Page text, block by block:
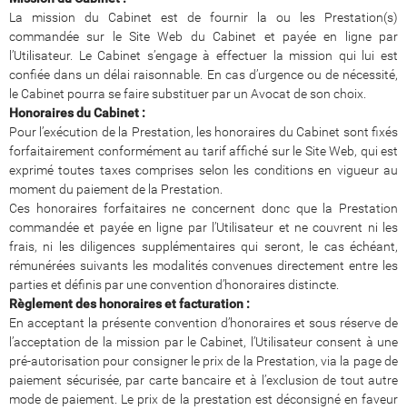
La mission du Cabinet est de fournir la ou les Prestation(s)
commandée sur le Site Web du Cabinet et payée en ligne par
l’Utilisateur. Le Cabinet s’engage à effectuer la mission qui lui est
confiée dans un délai raisonnable. En cas d’urgence ou de nécessité,
le Cabinet pourra se faire substituer par un Avocat de son choix.
Honoraires du Cabinet :
Pour l’exécution de la Prestation, les honoraires du Cabinet sont fixés
forfaitairement conformément au tarif affiché sur le Site Web, qui est
exprimé toutes taxes comprises selon les conditions en vigueur au
moment du paiement de la Prestation.
Ces honoraires forfaitaires ne concernent donc que la Prestation
commandée et payée en ligne par l’Utilisateur et ne couvrent ni les
frais, ni les diligences supplémentaires qui seront, le cas échéant,
rémunérées suivants les modalités convenues directement entre les
parties et définis par une convention d’honoraires distincte.
Règlement des honoraires et facturation :
En acceptant la présente convention d’honoraires et sous réserve de
l’acceptation de la mission par le Cabinet, l’Utilisateur consent à une
pré-autorisation pour consigner le prix de la Prestation, via la page de
paiement sécurisée, par carte bancaire et à l’exclusion de tout autre
mode de paiement. Le prix de la prestation est déconsigné en faveur